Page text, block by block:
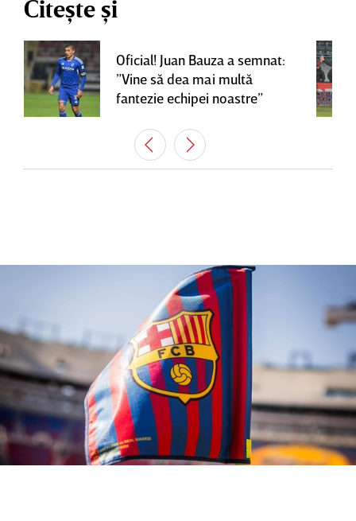
Citește și
Oficial! Juan Bauza a semnat:
”Vine să dea mai multă
fantezie echipei noastre”